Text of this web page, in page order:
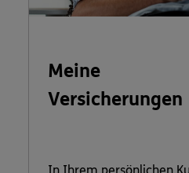
Meine
Versicherungen